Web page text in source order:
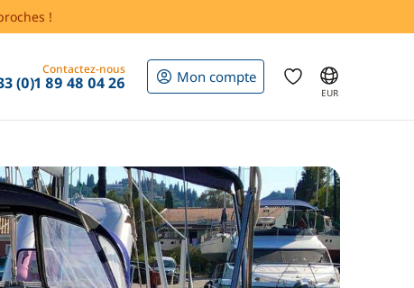
!
Contactez-nous
(0)1 89 48 04 26 Mon compte
EUR